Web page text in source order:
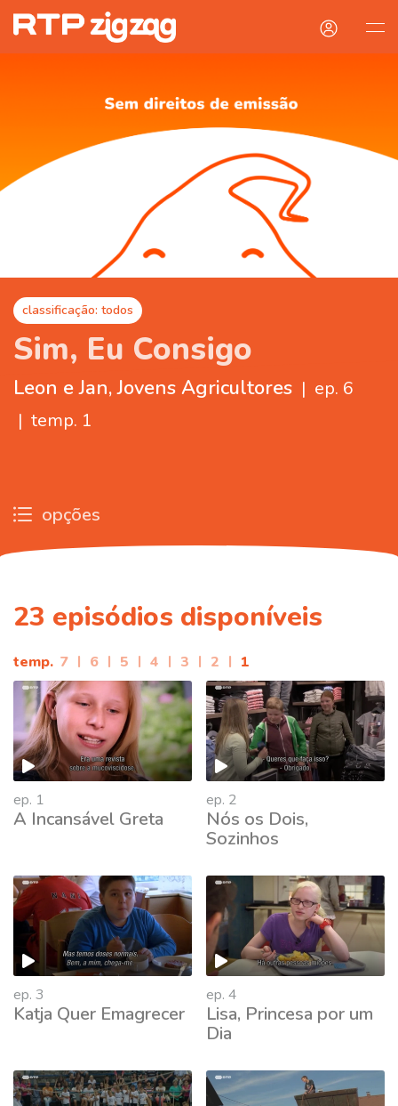
classificação: todos
Sim, Eu Consigo
Leon e Jan, Jovens Agricultores | ep. 6
| temp. 1
opções
23 episódios disponíveis
temp. 7 | 6 | 5 | 4 | 3 | 2 | 1
ep. 1
A Incansável Greta
ep. 2
Nós os Dois,
Sozinhos
ep. 3
Katja Quer Emagrecer
ep. 4
Lisa, Princesa por um
Dia